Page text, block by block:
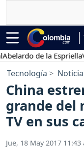
de la Espriella
Tecnología
China
grande del
TV en sus
Jue, 18 May 2017 11:43